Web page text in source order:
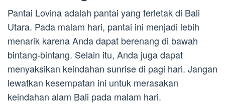
Pantai Lovina adalah pantai yang terletak di Bali
Utara. Pada malam hari, pantai ini menjadi lebih
menarik karena Anda dapat berenang di bawah
bintang-bintang. Selain itu, Anda juga dapat
menyaksikan keindahan sunrise di pagi hari. Jangan
lewatkan kesempatan ini untuk merasakan
keindahan alam Bali pada malam hari.